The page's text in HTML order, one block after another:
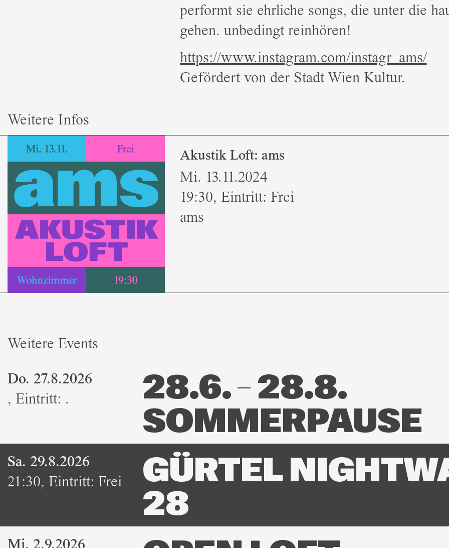
performt sie ehrliche songs, die unter die
gehen. unbedingt reinhören!
https://www.instagram.com/instagr_ams/
Gefördert von der Stadt Wien Kultur.
Weitere Infos
Akustik Loft: ams
Mi. 13.11.2024
19:30, Eintritt: Frei
ams
Weitere Events
Do. 27.8.2026
, Eintritt: .
28.6. – 28.8.
SOMMERPAUSE
Sa. 29.8.2026
21:30, Eintritt: Frei
GÜRTEL
28
Mi. 2.9.2026